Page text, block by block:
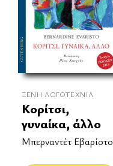
ΞΈΝΗ ΛΟΓΟΤΕΧΝΊΑ
Κορίτσι,
γυναίκα, άλλο
Μπερναντέτ Εβαρίστο